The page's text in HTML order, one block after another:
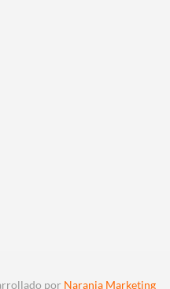
por Naranja Marketing